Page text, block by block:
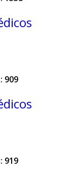
909
919